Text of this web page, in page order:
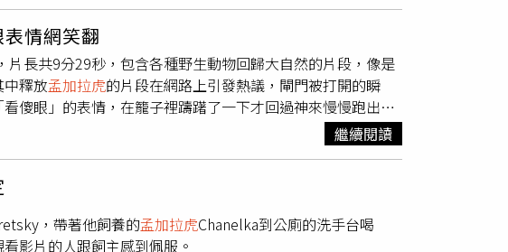
的「森林之王」如今只能繞圈打發時間，落寞背影讓人無比
則更加讓人不捨，林婷憶提到，園方漠視老虎獨居獨行的天
，甚至因此出現血案。「工作人員脫口而出，說瑪希薩把牠
驗，進一步了解才得知老虎們「下班後」都被關進同一籠
死，壓迫環境讓「虎毒不食子」這句諺語淪為口號。林婷憶
法有自己的生活空間，最終因同性排斥而導致衝突，但此命
生物仍同樣生活在糟糕的環境中。六福村無視老虎獨居天
劇。（圖／讀者提供）台灣動物平權促進會執行長林憶珊提
足，無法檢視和隔離體弱生病的個體，園區內也沒有足夠
，導致多數狒狒不能滿足其攀爬習性，「這次的狒狒逃亡，
在防逃漏洞、圈養管理等缺失，卻「輕鬆」取得動物展演許
是同類，只有教訓一下，便收為小弟」。 而根據調查
時，泰森就提及了這段往事，泰森表示在1986年時，他與前
隻猩猩不斷的在園區內欺負其他同類，這讓泰森十分的氣
，讓他可以進去砸碎那隻大猩猩的「鼻涕盒（snotbox，美
了。值得一提的是，報導中也提及了過去拳王泰森所飼養的
每個月就高達3萬美元，泰森還為了他們打造一個包含人工瀑
戲」。但是在泰森於2002破產後，這3隻老虎中2隻被當地動
與他的寵物
研究討論過。根據前賓夕法尼亞州立大學進化生物學家沃克
之多，與人類最大的差異就是肌肉的密度，黑猩猩有著比
情網笑翻
長共9分29秒，包含各種野生動物回歸大自然的片段，像是
釋放孟加拉虎的片段在網路上引發熱議，閘門被打開的瞬
傻眼」的表情，在籠子裡躊躇了一下才回過神來慢慢跑出
點點就好」。
繼續閱讀
，帶著他飼養的孟加拉虎Chanelka到公廁的洗手台喝
影片的人跟飼主感到佩服。